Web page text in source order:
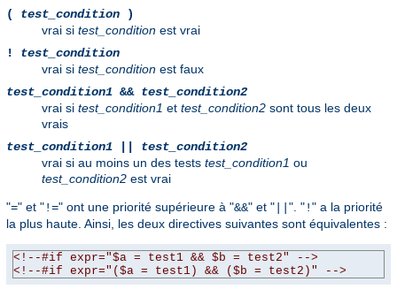
( test_condition )
vrai si test_condition est vrai
! test_condition
vrai si test_condition est faux
test_condition1 && test_condition2
vrai si test_condition1 et test_condition2 sont tous les deux
vrais
test_condition1
test_condition2
vrai si au moins un des tests test_condition1 ou
test_condition2 est vrai
"=" et "!=" ont une priorité supérieure à "&&" et " ". "!" a la priorité
la plus haute. Ainsi, les deux directives suivantes sont équivalentes :
<!--#if expr="$a = test1 && $b = test2" -->
<!--#if expr="($a = test1) && ($b = test2)" -->